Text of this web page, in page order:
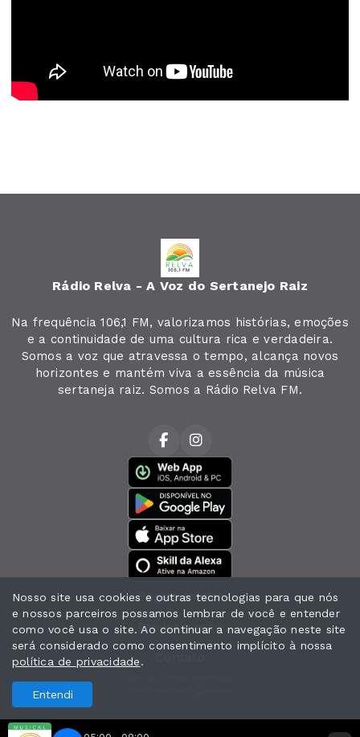
Rádio Relva - A Voz do Sertanejo Raiz
Na frequência 106,1 FM, valorizamos histórias, emoções
e a continuidade de uma cultura rica e verdadeira.
Somos a voz que atravessa o tempo, alcança novos
horizontes e mantém viva a essência da música
sertaneja raiz. Somos a Rádio Relva FM.
Página Inicial
Programação
Nosso site usa cookies e outras tecnologias para que nós
e nossos parceiros possamos lembrar de você e entender
como você usa o site. Ao continuar a navegação neste site
será considerado como consentimento implícito à nossa
política de privacidade.
Entendi